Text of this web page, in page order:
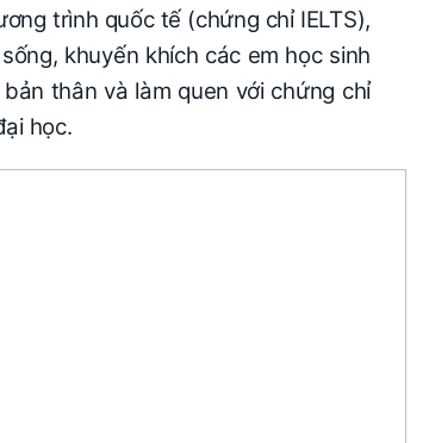
trình quốc tế (chứng chỉ IELTS),
khuyến khích các em học sinh
thân và làm quen với chứng chỉ
học.